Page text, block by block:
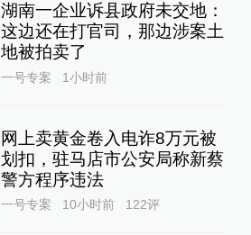
湖南一企业诉县政府未交地：
这边还在打官司，那边涉案土
地被拍卖了
一号专案 1小时前
网上卖黄金卷入电诈8万元被
划扣，驻马店市公安局称新蔡
警方程序违法
一号专案 10小时前 122评